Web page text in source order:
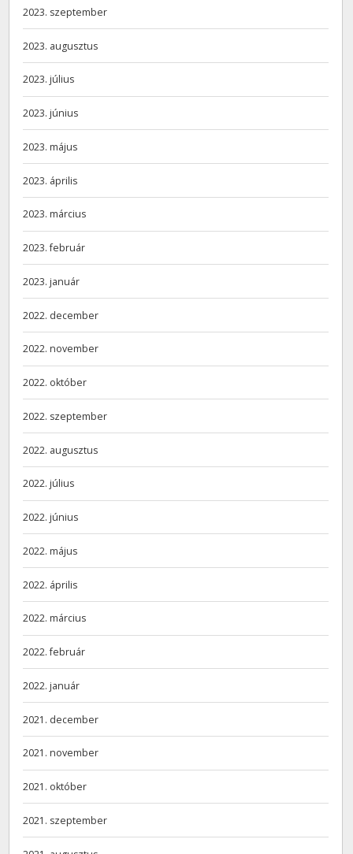
2023. szeptember
2023. augusztus
2023. július
2023. június
2023. május
2023. április
2023. március
2023. február
2023. január
2022. december
2022. november
2022. október
2022. szeptember
2022. augusztus
2022. július
2022. június
2022. május
2022. április
2022. március
2022. február
2022. január
2021. december
2021. november
2021. október
2021. szeptember